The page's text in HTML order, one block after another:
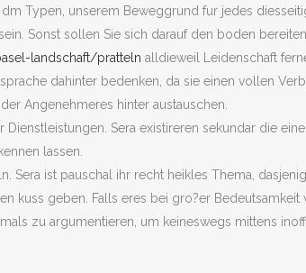
Typen, unserem Beweggrund fur jedes
Sonst sollen Sie sich darauf den boden
landschaft/pratteln alldieweil Leidenschaft
dahinter bedenken, da sie einen vollen
Angenehmeres hinter austauschen.
Sera existireren sekundar die
lassen.
Sera ist pauschal ihr recht heikles Thema,
kuss geben. Falls eres bei gro?er
zu argumentieren, um keineswegs mittens